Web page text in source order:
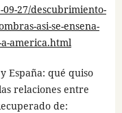
27/descubrimiento-
asi-se-ensena-
a-america.html
España: qué quiso
relaciones entre
de: